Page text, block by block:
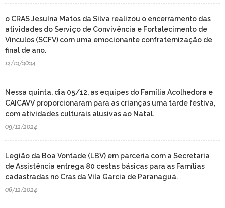
o CRAS Jesuína Matos da Silva realizou o encerramento das
atividades do Serviço de Convivência e Fortalecimento de
Vínculos (SCFV) com uma emocionante confraternização de
final de ano.
12/12/2024
Nessa quinta, dia 05/12, as equipes do Família Acolhedora e
CAICAVV proporcionaram para as crianças uma tarde festiva,
com atividades culturais alusivas ao Natal.
09/12/2024
Legião da Boa Vontade (LBV) em parceria com a Secretaria
de Assistência entrega 80 cestas básicas para as Famílias
cadastradas no Cras da Vila Garcia de Paranaguá.
06/12/2024